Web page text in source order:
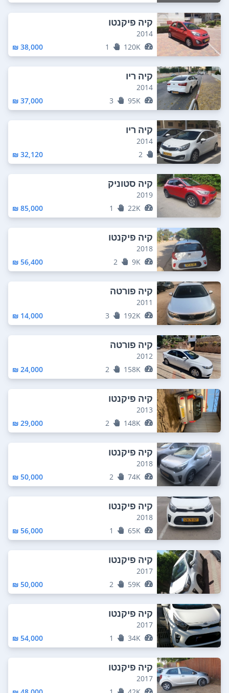
קיה פיקנטו
2014
120K
1
38,000 ₪
קיה ריו
2014
95K
3
37,000 ₪
קיה ריו
2014
2
32,120 ₪
קיה סטוניק
2019
22K
1
85,000 ₪
קיה פיקנטו
2018
9K
2
56,400 ₪
קיה פורטה
2011
192K
3
14,000 ₪
קיה פורטה
2012
158K
2
24,000 ₪
קיה פיקנטו
2013
148K
2
29,000 ₪
קיה פיקנטו
2018
74K
2
50,000 ₪
קיה פיקנטו
2018
65K
1
56,000 ₪
קיה פיקנטו
2017
59K
2
50,000 ₪
קיה פיקנטו
2017
34K
1
54,000 ₪
קיה פיקנטו
2017